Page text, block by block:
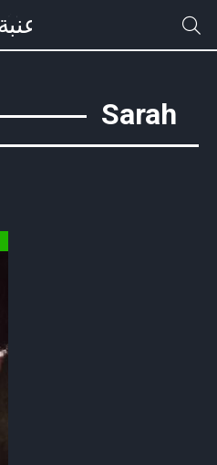
Sarah